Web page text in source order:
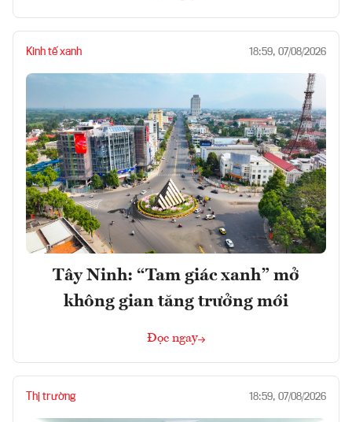
Kinh tế xanh 18:59, 07/08/2026
Tây Ninh: “Tam giác xanh” mở
không gian tăng trưởng mới
Đọc ngay
Thị trường 18:59, 07/08/2026